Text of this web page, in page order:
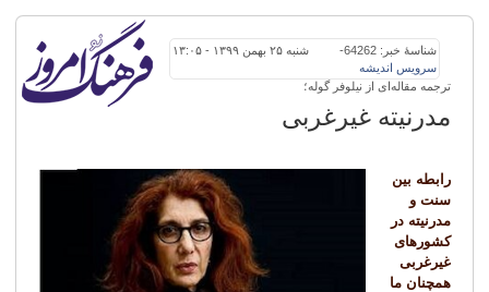
شنبه ۲۵ بهمن ۱۳۹۹ - ۱۳:۰۵ شناسهٔ خبر: 64262
-
سرویس اندیشه
ترجمه مقاله‌ای از نیلوفر گوله؛
مدرنیته غیرغربی
رابطه بین
سنت و
مدرنیته در
کشورهای
غیرغربی
همچنان ما